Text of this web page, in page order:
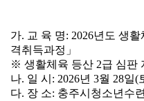
가. 교 육 명: 2026년도 생활
격취득과정 」
※ 생활체육 등산 2급 심판
나. 일 시 : 2026년 3월 28일(
다. 장 소: 충주시청소년수